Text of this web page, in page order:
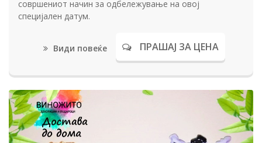
совршениот начин за одбележување на овој
специјален датум.
Види повеќе ПРАШАЈ ЗА ЦЕНА